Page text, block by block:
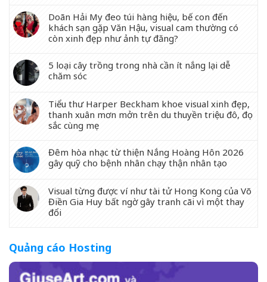
Doãn Hải My đeo túi hàng hiệu, bế con đến
khách sạn gặp Văn Hậu, visual cam thường có
còn xinh đẹp như ảnh tự đăng?
5 loại cây trồng trong nhà cần ít nắng lại dễ
chăm sóc
Tiểu thư Harper Beckham khoe visual xinh đẹp,
thanh xuân mơn mởn trên du thuyền triệu đô, đọ
sắc cùng mẹ
Đêm hòa nhạc từ thiện Nắng Hoàng Hôn 2026
gây quỹ cho bệnh nhân chạy thận nhân tạo
Visual từng được ví như tài tử Hong Kong của Võ
Điền Gia Huy bất ngờ gây tranh cãi vì một thay
đổi
Quảng cáo Hosting